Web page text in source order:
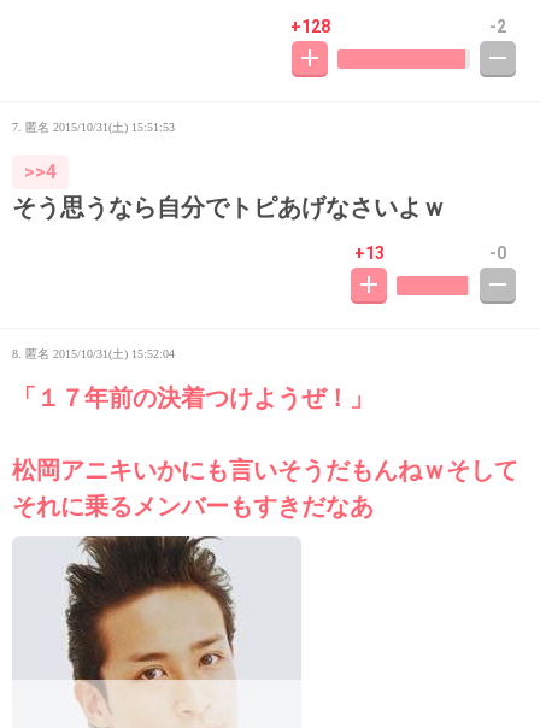
+128 -2
7. 匿名 2015/10/31(土) 15:51:53
>>4
そう思うなら自分でトピあげなさいよｗ
+13 -0
8. 匿名 2015/10/31(土) 15:52:04
「１７年前の決着つけようぜ！」
松岡アニキいかにも言いそうだもんねｗそして
それに乗るメンバーもすきだなあ